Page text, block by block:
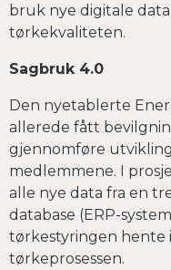
bruk nye digitale
tørkekvaliteten.
Sagbruk 4.0
Den nyetablerte
allerede fått
gjennomføre
medlemmene. I
alle nye data fra en
database (ERP-
tørkestyringen hente
tørkeprosessen.